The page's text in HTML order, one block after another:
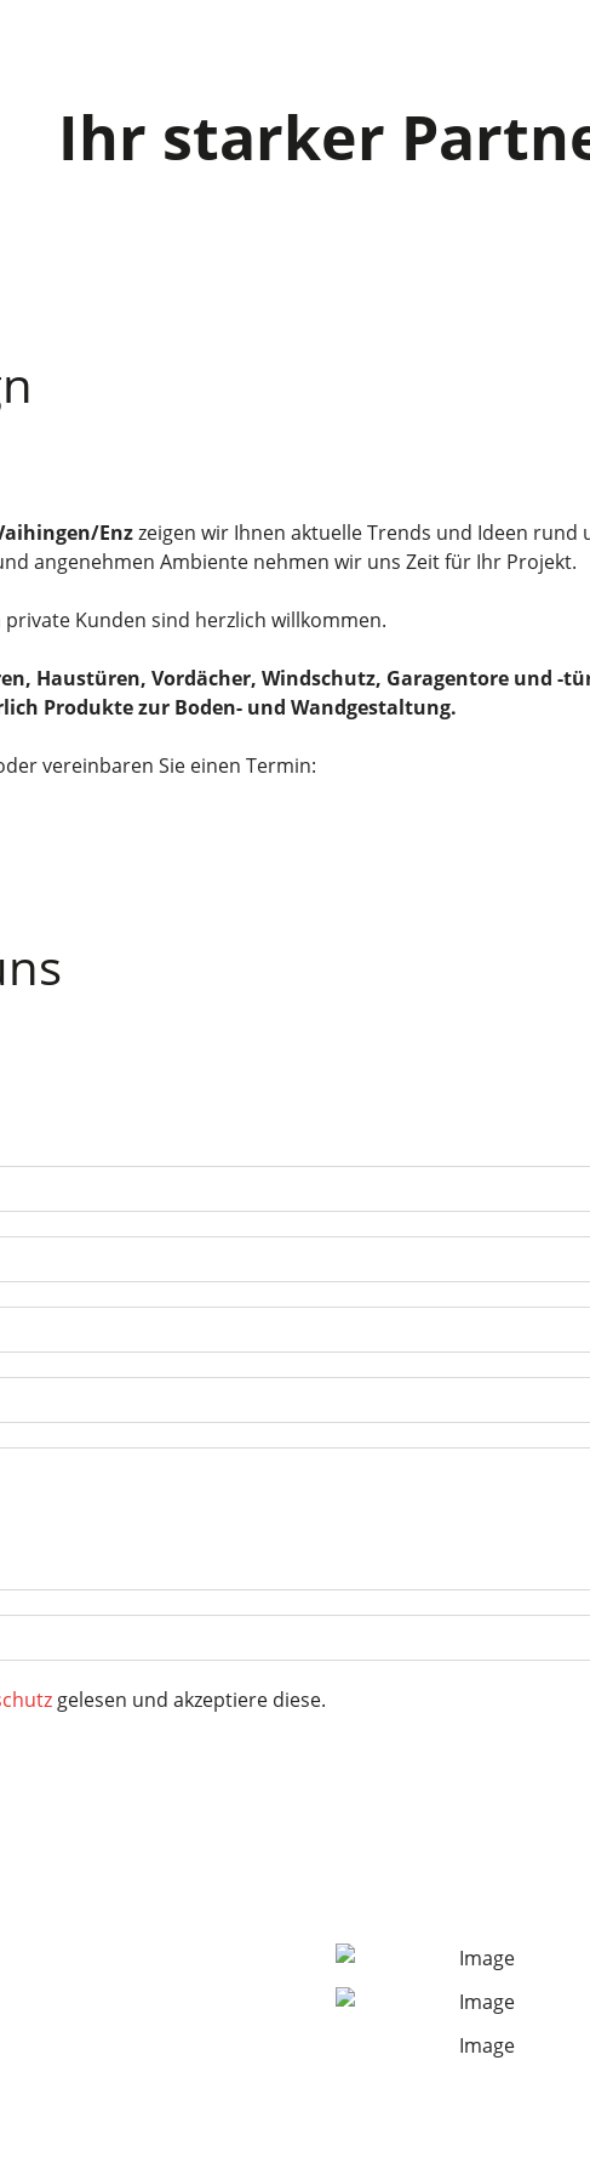
Ihr starker
Enzzeigen wir Ihnen aktuelle Trends und Ideen rund
angenehmen Ambiente nehmen wir uns Zeit für Ihr Projekt.
Kunden sind herzlich willkommen.
Haustüren, Vordächer, Windschutz, Garagentore und -
Produkte zur Boden- und Wandgestaltung.
vereinbaren Sie einen Termin:
gelesen und akzeptiere diese.